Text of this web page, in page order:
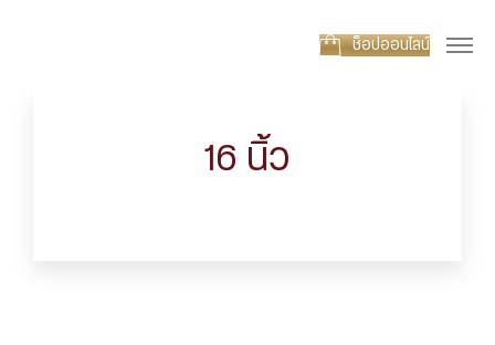
ช็อปออนไลน์
16 นิ้ว